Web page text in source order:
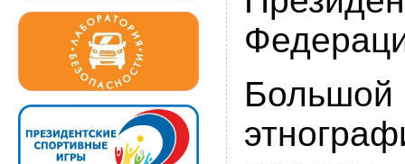
Большой